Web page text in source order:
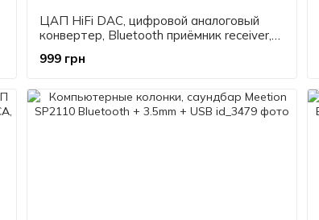
ЦАП HiFi DAC, цифровой аналоговый
конвертер, Bluetooth приёмник receiver,
999 грн